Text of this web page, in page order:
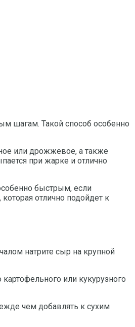
шагам. Такой способ особенно
или дрожжевое, а также
при жарке и отлично
быстрым, если
отлично подойдет к
натрите сыр на крупной
или кукурузного
чем добавлять к сухим